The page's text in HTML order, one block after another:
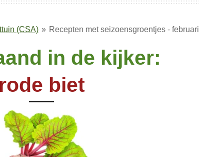
(CSA) » Recepten met seizoensgroentjes - februari
in de kijker:
rode biet